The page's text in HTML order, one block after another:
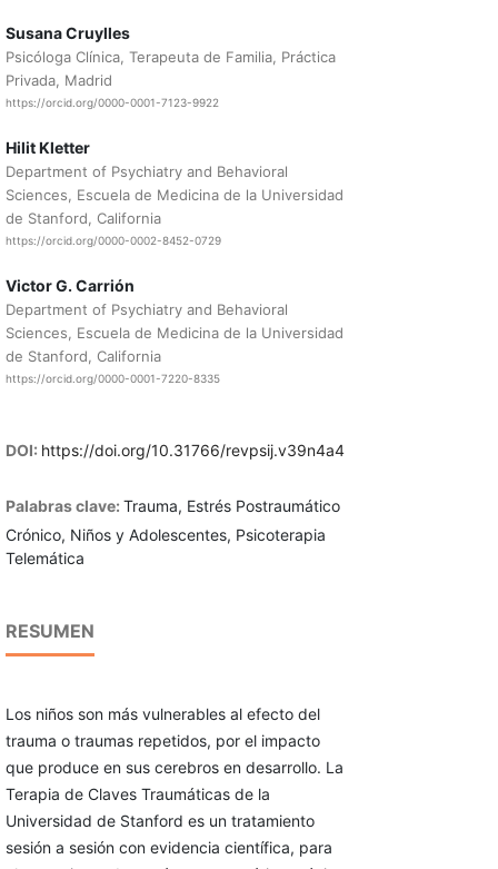
Susana Cruylles
Psicóloga Clínica, Terapeuta de Familia, Práctica
Privada, Madrid
https://orcid.org/0000-0001-7123-9922
Hilit Kletter
Department of Psychiatry and Behavioral
Sciences, Escuela de Medicina de la Universidad
de Stanford, California
https://orcid.org/0000-0002-8452-0729
Victor G. Carrión
Department of Psychiatry and Behavioral
Sciences, Escuela de Medicina de la Universidad
de Stanford, California
https://orcid.org/0000-0001-7220-8335
DOI: https://doi.org/10.31766/revpsij.v39n4a4
Palabras clave: Trauma, Estrés Postraumático
Crónico, Niños y Adolescentes, Psicoterapia
Telemática
RESUMEN
Los niños son más vulnerables al efecto del
trauma o traumas repetidos, por el impacto
que produce en sus cerebros en desarrollo. La
Terapia de Claves Traumáticas de la
Universidad de Stanford es un tratamiento
sesión a sesión con evidencia científica, para